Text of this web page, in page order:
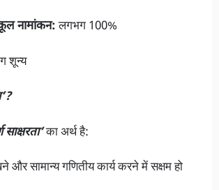
नामांकन:लगभग 100%
शून्य
साक्षरता’का अर्थ है:
और सामान्य गणितीय कार्य करने में सक्षम हो